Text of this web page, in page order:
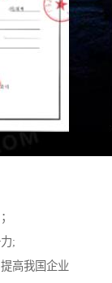
;
高我国企业